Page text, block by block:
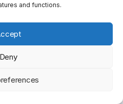
and functions.
Deny
desafí­o que Joseph Sommers
nueva y revolucionaria crí­tica
la novela Chicana.
cultura/articles/0519miguel-